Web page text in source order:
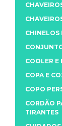
CHINELOS
COOLER E
COPA E
COPO
CORDÃO
TIRANTES